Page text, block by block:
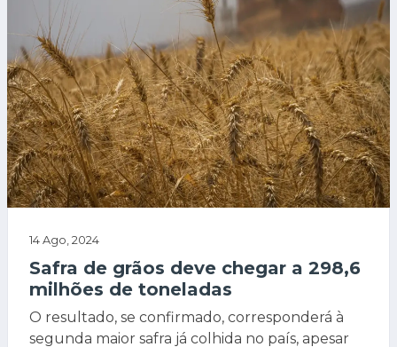
14 Ago, 2024
Safra de grãos deve chegar a 298,6
milhões de toneladas
O resultado, se confirmado, corresponderá à
segunda maior safra já colhida no país, apesar